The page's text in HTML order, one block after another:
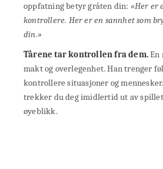
oppfatning betyr gråten din: «Her er
kontrollere. Her er en sannhet som
din.»
Tårene tar kontrollen fra dem.En
makt og overlegenhet. Han trenger
kontrollere situasjoner og
trekker du deg imidlertid ut av
øyeblikk.